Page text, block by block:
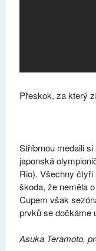
Přeskok, za který
Stříbrnou medaili
japonská
Rio). Všechny
škoda, že neměla
Cupem však
prvků se dočkáme
Asuka Teramoto,